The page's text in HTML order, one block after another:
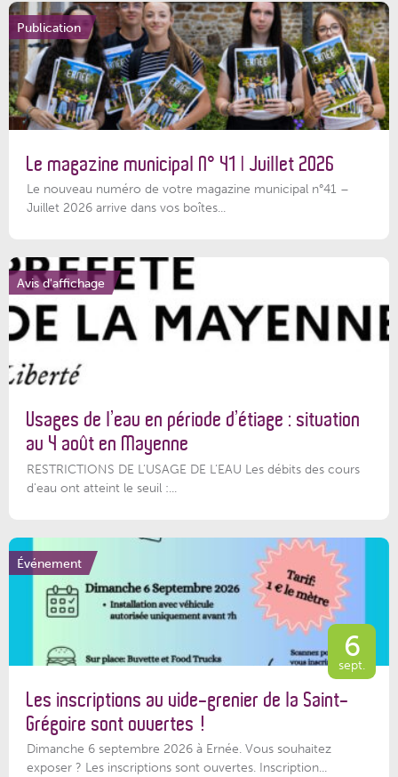
Publication
Le magazine municipal N° 41 | Juillet 2026
Le nouveau numéro de votre magazine municipal n°41 –
Juillet 2026 arrive dans vos boîtes...
Avis d'affichage
Usages de l’eau en période d’étiage : situation
au 4 août en Mayenne
RESTRICTIONS DE L’USAGE DE L’EAU Les débits des cours
d'eau ont atteint le seuil :...
Événement
6
sept.
Les inscriptions au vide-grenier de la Saint-
Grégoire sont ouvertes !
Dimanche 6 septembre 2026 à Ernée. Vous souhaitez
exposer ? Les inscriptions sont ouvertes. Inscription...